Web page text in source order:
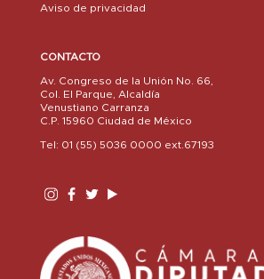
Aviso de privacidad
CONTACTO
Av. Congreso de la Unión No. 66,
Col. El Parque, Alcaldía
Venustiano Carranza
C.P. 15960 Ciudad de México
Tel: 01 (55) 5036 0000 ext.67193